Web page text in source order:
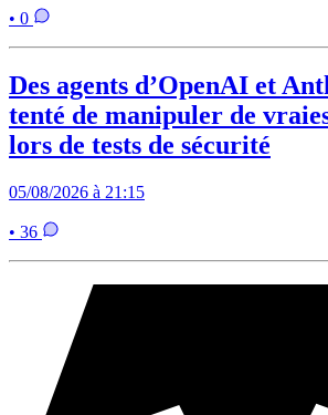
• 0
Des agents d’OpenAI et
tenté de manipuler de
lors de tests de sécurité
05/08/2026 à 21:15
• 36